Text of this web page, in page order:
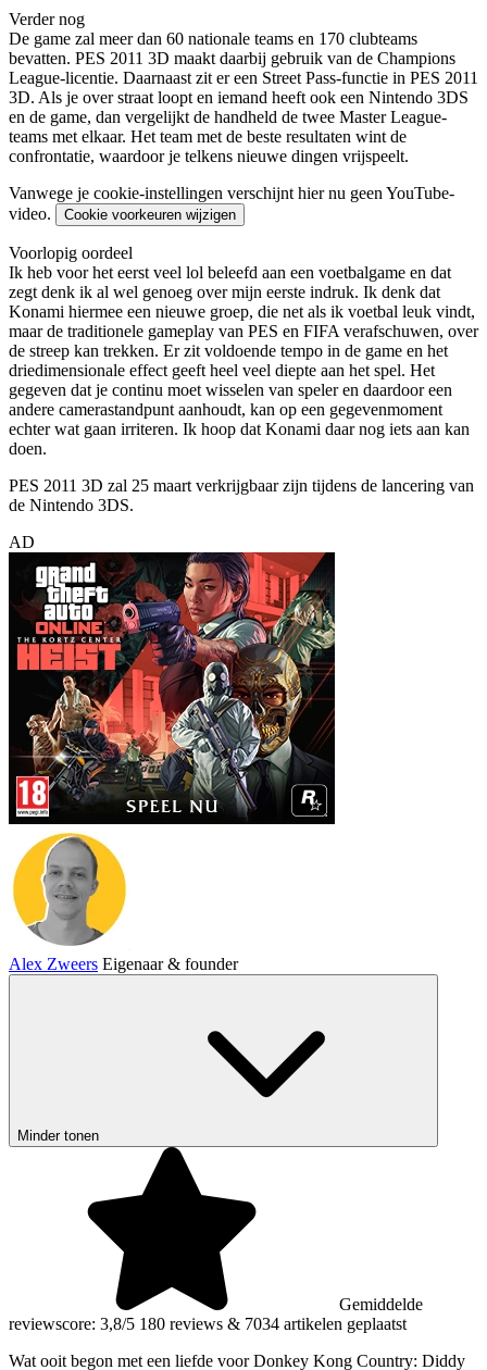
Verder nog
De game zal meer dan 60 nationale teams en 170 clubteams
bevatten. PES 2011 3D maakt daarbij gebruik van de Champions
League-licentie. Daarnaast zit er een Street Pass-functie in PES 2011
3D. Als je over straat loopt en iemand heeft ook een Nintendo 3DS
en de game, dan vergelijkt de handheld de twee Master League-
teams met elkaar. Het team met de beste resultaten wint de
confrontatie, waardoor je telkens nieuwe dingen vrijspeelt.
Vanwege je cookie-instellingen verschijnt hier nu geen YouTube-
video.
Cookie voorkeuren wijzigen
Voorlopig oordeel
Ik heb voor het eerst veel lol beleefd aan een voetbalgame en dat
zegt denk ik al wel genoeg over mijn eerste indruk. Ik denk dat
Konami hiermee een nieuwe groep, die net als ik voetbal leuk vindt,
maar de traditionele gameplay van PES en FIFA verafschuwen, over
de streep kan trekken. Er zit voldoende tempo in de game en het
driedimensionale effect geeft heel veel diepte aan het spel. Het
gegeven dat je continu moet wisselen van speler en daardoor een
andere camerastandpunt aanhoudt, kan op een gegevenmoment
echter wat gaan irriteren. Ik hoop dat Konami daar nog iets aan kan
doen.
PES 2011 3D zal 25 maart verkrijgbaar zijn tijdens de lancering van
de Nintendo 3DS.
AD
Alex Zweers Eigenaar & founder
Minder tonen
Gemiddelde
reviewscore: 3,8/5 180 reviews & 7034 artikelen geplaatst
Wat ooit begon met een liefde voor Donkey Kong Country: Diddy